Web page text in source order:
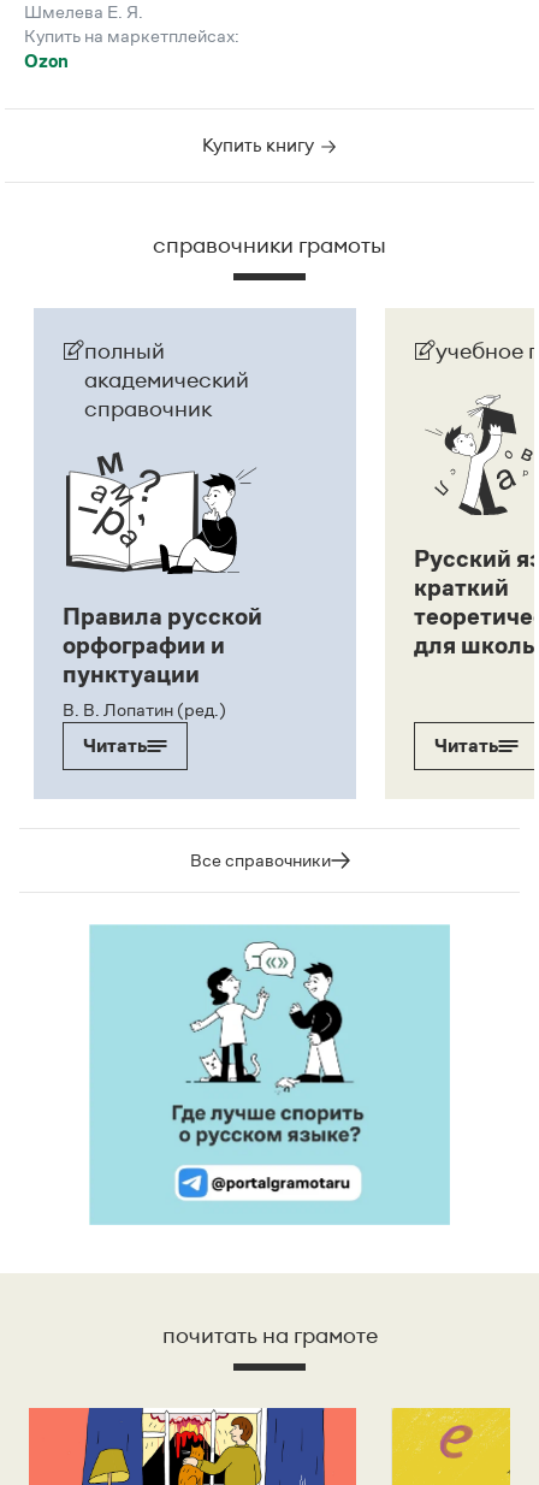
Шмелева Е. Я.
Купить на маркетплейсах:
Ozon
Купить книгу
справочники грамоты
полный
академический
справочник
Правила русской
орфографии и
пунктуации
В. В. Лопатин (ред.)
Читать
учебное
Русский
краткий
для
Читать
Все справочники
почитать на грамоте